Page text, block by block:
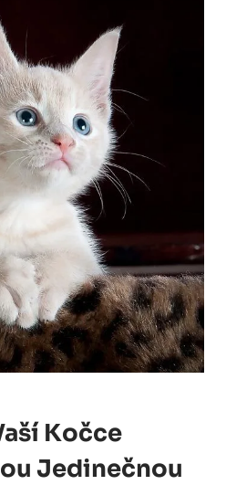
Kočce
Jedinečnou